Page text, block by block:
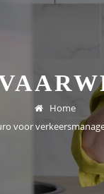
Home
voor